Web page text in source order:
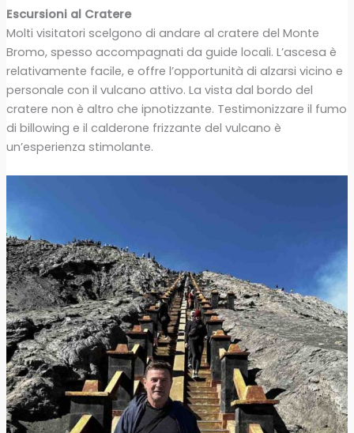
Escursioni al Cratere
Molti visitatori scelgono di andare al cratere del Monte
Bromo, spesso accompagnati da guide locali. L’ascesa è
relativamente facile, e offre l’opportunità di alzarsi vicino e
personale con il vulcano attivo. La vista dal bordo del
cratere non è altro che ipnotizzante. Testimonizzare il fumo
di billowing e il calderone frizzante del vulcano è
un’esperienza stimolante.